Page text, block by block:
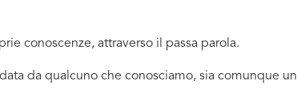
conoscenze, attraverso il passa parola.
da qualcuno che conosciamo, sia comunque un